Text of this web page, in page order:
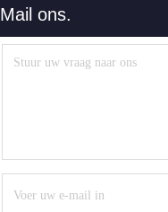
Mail ons.